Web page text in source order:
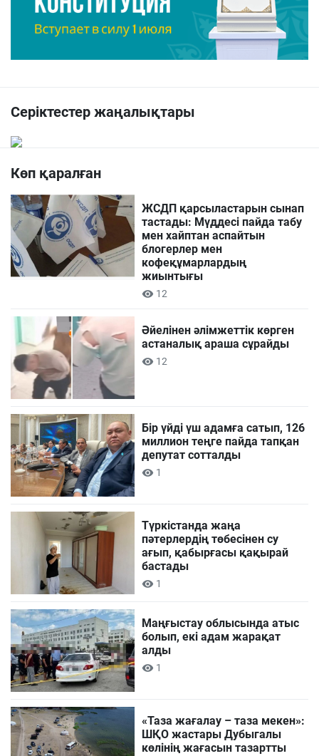
Серіктестер жаңалықтары
Көп қаралған
ЖСДП қарсыластарын сынап
тастады: Мүддесі пайда табу
мен хайптан аспайтын
блогерлер мен
кофеқұмарлардың
жиынтығы
12
Әйелінен әлімжеттік көрген
астаналық араша сұрайды
12
Бір үйді үш адамға сатып, 126
миллион теңге пайда тапқан
депутат сотталды
1
Түркістанда жаңа
пәтерлердің төбесінен су
ағып, қабырғасы қақырай
бастады
1
Маңғыстау облысында атыс
болып, екі адам жарақат
алды
1
«Таза жағалау – таза мекен»:
ШҚО жастары Дубыгалы
көлінің жағасын тазартты